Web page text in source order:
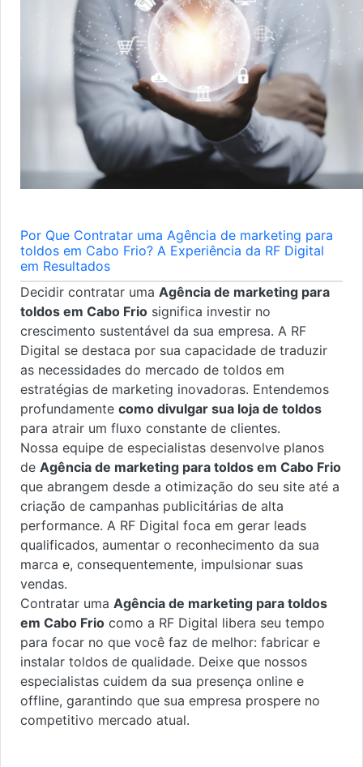
Por Que Contratar uma Agência de marketing para
toldos em Cabo Frio? A Experiência da RF Digital
em Resultados
Decidir contratar uma Agência de marketing para
toldos em Cabo Frio significa investir no
crescimento sustentável da sua empresa. A RF
Digital se destaca por sua capacidade de traduzir
as necessidades do mercado de toldos em
estratégias de marketing inovadoras. Entendemos
profundamente como divulgar sua loja de toldos
para atrair um fluxo constante de clientes.
Nossa equipe de especialistas desenvolve planos
de Agência de marketing para toldos em Cabo Frio
que abrangem desde a otimização do seu site até a
criação de campanhas publicitárias de alta
performance. A RF Digital foca em gerar leads
qualificados, aumentar o reconhecimento da sua
marca e, consequentemente, impulsionar suas
vendas.
Contratar uma Agência de marketing para toldos
em Cabo Frio como a RF Digital libera seu tempo
para focar no que você faz de melhor: fabricar e
instalar toldos de qualidade. Deixe que nossos
especialistas cuidem da sua presença online e
offline, garantindo que sua empresa prospere no
competitivo mercado atual.